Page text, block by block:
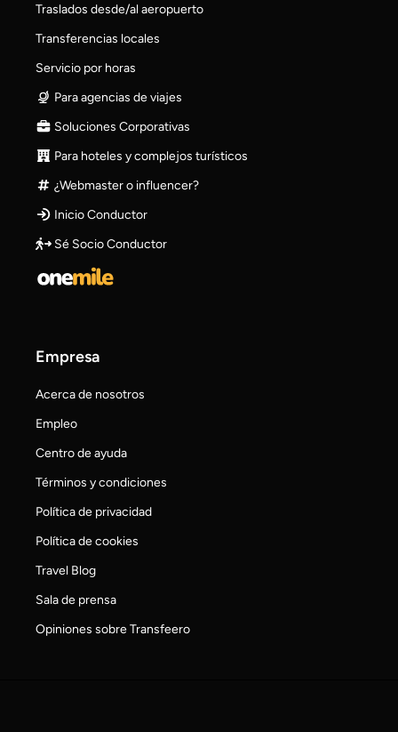
Traslados desde/al aeropuerto
Transferencias locales
Servicio por horas
Para agencias de viajes
Soluciones Corporativas
Para hoteles y complejos turísticos
¿Webmaster o influencer?
Inicio Conductor
Sé Socio Conductor
Empresa
Acerca de nosotros
Empleo
Centro de ayuda
Términos y condiciones
Política de privacidad
Política de cookies
Travel Blog
Sala de prensa
Opiniones sobre Transfeero